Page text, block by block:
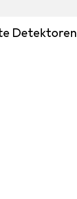
Detektoren